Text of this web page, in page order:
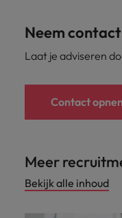
Neem
Laat je adviseren
Contact
Meer
Bekijk alle inhoud